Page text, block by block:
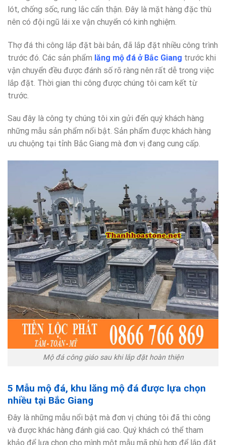
lót, chống sốc, rung lắc cẩn thận. Đây là mặt hàng đặc thù
nên có đội ngũ lái xe vận chuyển có kinh nghiệm.
Thợ đá thi công lắp đặt bài bản, đã lắp đặt nhiều công trình
trước đó. Các sản phẩm lăng mộ đá ở Bắc Giang trước khi
vận chuyển đều được đánh số rõ ràng nên rất dễ trong việc
lắp đặt. Thời gian thi công được chúng tôi cam kết từ
trước.
Sau đây là công ty chúng tôi xin gửi đến quý khách hàng
những mẫu sản phẩm nổi bật. Sản phẩm được khách hàng
ưu chuộng tại tỉnh Bắc Giang mà đơn vị đang cung cấp.
Mộ đá công giáo sau khi lắp đặt hoàn thiện
5 Mẫu mộ đá, khu lăng mộ đá được lựa chọn
nhiều tại Bắc Giang
Đây là những mẫu nổi bật mà đơn vị chúng tôi đã thi công
và được khác hàng đánh giá cao. Quý khách có thể tham
khảo để lựa chọn cho mình một mẫu mã phù hợp để lắp đặt